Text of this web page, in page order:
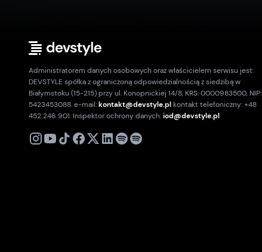
Administratorem danych osobowych oraz właścicielem serwisu jest:
DEVSTYLE spółka z ograniczoną odpowiedzialnością z siedzibą w
Białymstoku (15-215) przy ul. Konopnickiej 14/8, KRS: 0000983500, NIP:
5423453088. e-mail:kontakt@devstyle.plkontakt telefoniczny: +48
452 246 901. Inspektor ochrony danych:iod@devstyle.pl
X